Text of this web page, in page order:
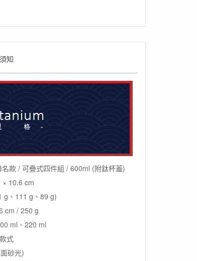
知
款 / 可疊式四件組 / 600ml (附鈦杯蓋)
× 10.6 cm
g、111 g、89 g)
cm / 250 g
ml、220 ml
式
砂光)